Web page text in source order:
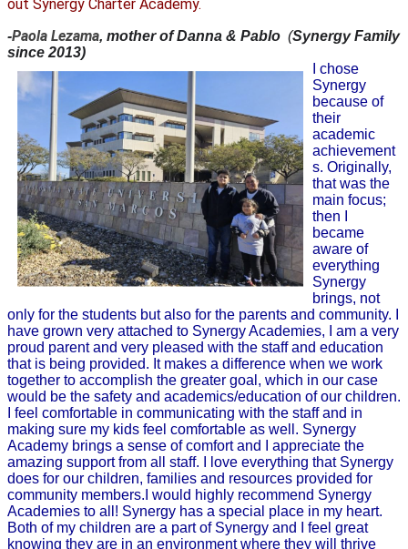
out Synergy Charter Academy.
-Paola Lezama, mother of Danna & Pablo (Synergy Family
since 2013)
I chose
Synergy
because of
their
academic
achievement
s. Originally,
that was the
main focus;
then I
became
aware of
everything
Synergy
brings, not
only for the students but also for the parents and community. I
have grown very attached to Synergy Academies, I am a very
proud parent and very pleased with the staff and education
that is being provided. It makes a difference when we work
together to accomplish the greater goal, which in our case
would be the safety and academics/education of our children.
I feel comfortable in communicating with the staff and in
making sure my kids feel comfortable as well. Synergy
Academy brings a sense of comfort and I appreciate the
amazing support from all staff. I love everything that Synergy
does for our children, families and resources provided for
community members. I would highly recommend Synergy
Academies to all! Synergy has a special place in my heart.
Both of my children are a part of Synergy and I feel great
knowing they are in an environment where they will thrive